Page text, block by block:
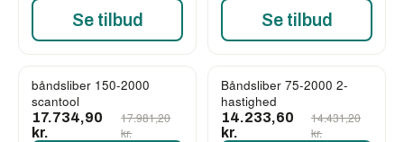
Se tilbud Se tilbud
-1%
båndsliber 150-2000
scantool
17.734,90
kr.
17.981,20
kr.
-1%
Båndsliber 75-2000 2-
hastighed
14.233,60
kr.
14.431,20
kr.